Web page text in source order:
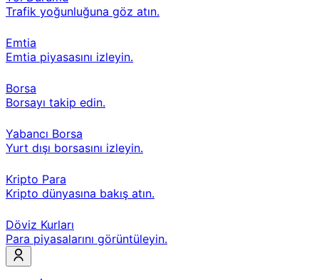
Trafik yoğunluğuna göz atın.
Emtia
Emtia piyasasını izleyin.
Borsa
Borsayı takip edin.
Yabancı Borsa
Yurt dışı borsasını izleyin.
Kripto Para
Kripto dünyasına bakış atın.
Döviz Kurları
Para piyasalarını görüntüleyin.